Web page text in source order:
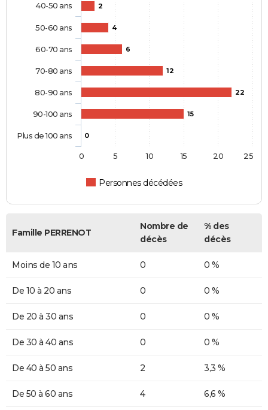
2
4
6
12
22
15
0
Personnes décédées
40-50 ans
50-60 ans
60-70 ans
70-80 ans
80-90 ans
90-100 ans
Plus de 100 ans
0 5 10 15 20 25
Famille PERRENOT
Nombre de
décès
% des
décès
Moins de 10 ans 0 0 %
De 10 à 20 ans 0 0 %
De 20 à 30 ans 0 0 %
De 30 à 40 ans 0 0 %
De 40 à 50 ans 2 3,3 %
De 50 à 60 ans 4 6,6 %